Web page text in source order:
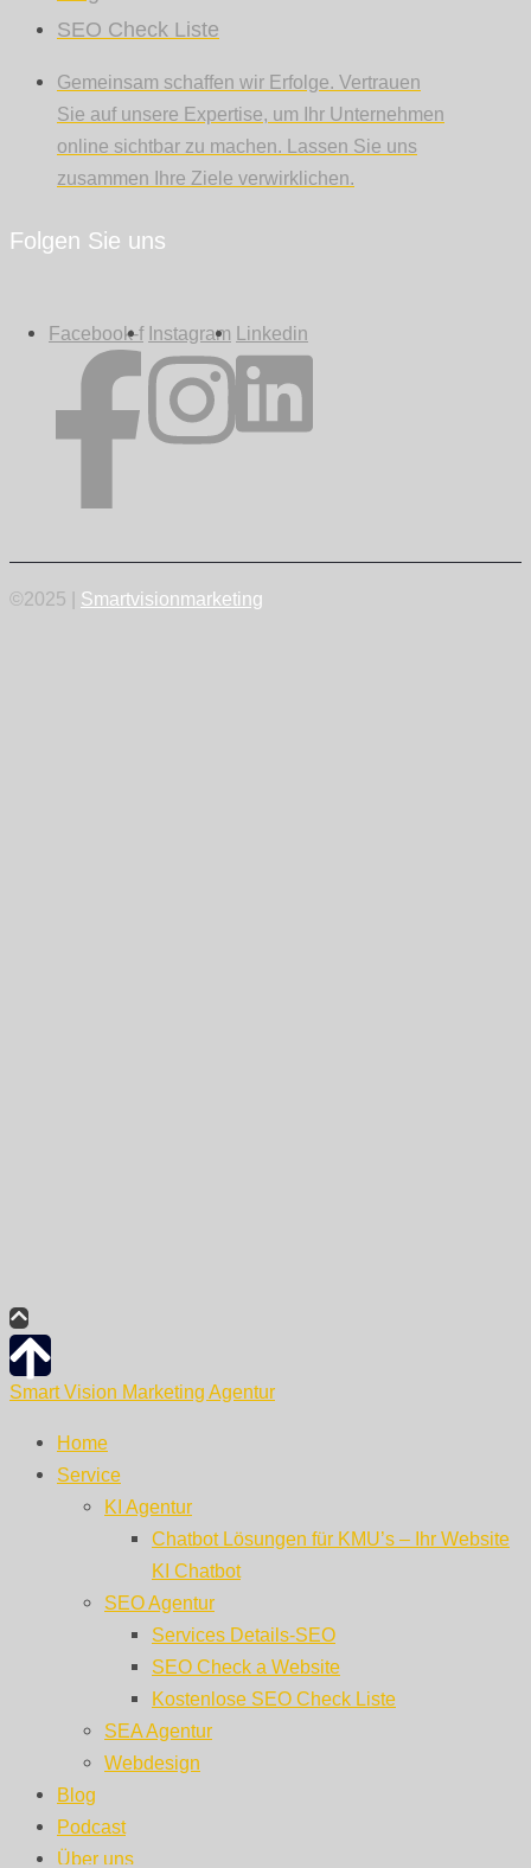
SEO Check Liste
Gemeinsam schaffen wir Erfolge. Vertrauen
Sie auf unsere Expertise, um Ihr Unternehmen
online sichtbar zu machen. Lassen Sie uns
zusammen Ihre Ziele verwirklichen.
Folgen Sie uns
Facebook-f Instagram Linkedin
©2025 | Smartvisionmarketing
Smart Vision Marketing Agentur
Home
Service
KI Agentur
Chatbot Lösungen für KMU’s – Ihr Website
KI Chatbot
SEO Agentur
Services Details-SEO
SEO Check a Website
Kostenlose SEO Check Liste
SEA Agentur
Webdesign
Blog
Podcast
Über uns